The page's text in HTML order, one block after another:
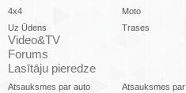
4x4
Moto
Uz Ūdens
Trases
Video&TV
Forums
Lasītāju pieredze
Atsauksmes par auto
Atsauksmes par